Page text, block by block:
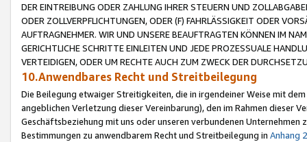
DER EINTREIBUNG ODER ZAHLUNG IHRER STEUERN UND
ODER ZOLLVERPFLICHTUNGEN, ODER (F) FAHRLÄSSIGKEIT ODER
AUFTRAGNEHMER. WIR UND UNSERE BEAUFTRAGTEN KÖNNEN IM
GERICHTLICHE SCHRITTE EINLEITEN UND JEDE PROZESSUALE
VERTEIDIGEN, ODER UM RECHTE AUCH ZUM ZWECK DER
10.Anwendbares Recht und Streitbeilegung
Die Beilegung etwaiger Streitigkeiten, die in irgendeiner Weise mit
angeblichen Verletzung dieser Vereinbarung), den im Rahmen dieser
Geschäftsbeziehung mit uns oder unseren verbundenen
Bestimmungen zu anwendbarem Recht und Streitbeilegung in Anhang 2